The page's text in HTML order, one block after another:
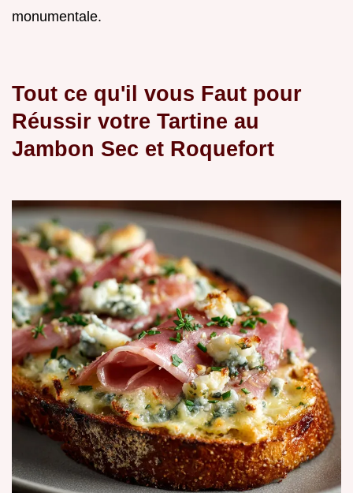
monumentale.
Tout ce qu'il vous Faut pour
Réussir votre Tartine au
Jambon Sec et Roquefort